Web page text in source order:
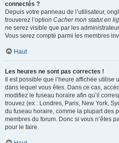
connectés ?
Depuis votre panneau de l’utilisateur,
trouverez l’option Cacher mon statut en
ne serez visible que par les
Vous serez compté parmi les membres
Haut
Les heures ne sont pas correctes !
Il est possible que l’heure affichée
dans lequel vous êtes. Dans ce cas,
modifiez le fuseau horaire afin qu’il
trouvez (ex : Londres, Paris, New York,
du fuseau horaire, comme la plupart des
membres du forum. Donc si vous n’êtes
pour le faire.